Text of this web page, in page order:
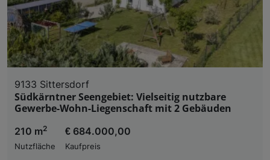
9133 Sittersdorf
Südkärntner Seengebiet: Vielseitig nutzbare
Gewerbe-Wohn-Liegenschaft mit 2 Gebäuden
210 m2
Nutzfläche
€ 684.000,00
Kaufpreis